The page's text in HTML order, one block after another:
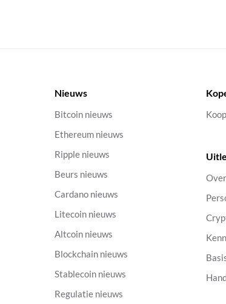
Nieuws
Bitcoin nieuws
Ethereum nieuws
Ripple nieuws
Beurs nieuws
Cardano nieuws
Litecoin nieuws
Altcoin nieuws
Blockchain nieuws
Stablecoin nieuws
Regulatie nieuws